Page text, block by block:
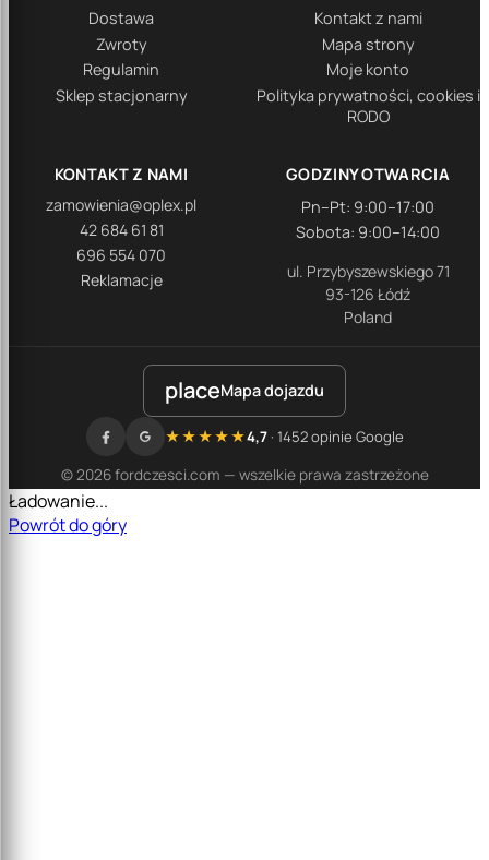
Dostawa
Zwroty
Regulamin
Sklep stacjonarny
Kontakt z nami
Mapa strony
Moje konto
Polityka prywatności, cookies i
RODO
KONTAKT Z NAMI
zamowienia@oplex.pl
42 684 61 81
696 554 070
Reklamacje
GODZINY OTWARCIA
Pn–Pt: 9:00–17:00
Sobota: 9:00–14:00
ul. Przybyszewskiego 71
93-126 Łódź
Poland
placeMapa dojazdu
© 2026 fordczesci.com — wszelkie prawa zastrzeżone
★★★★★4,7· 1452 opinie Google
Ładowanie...
Powrót do góry